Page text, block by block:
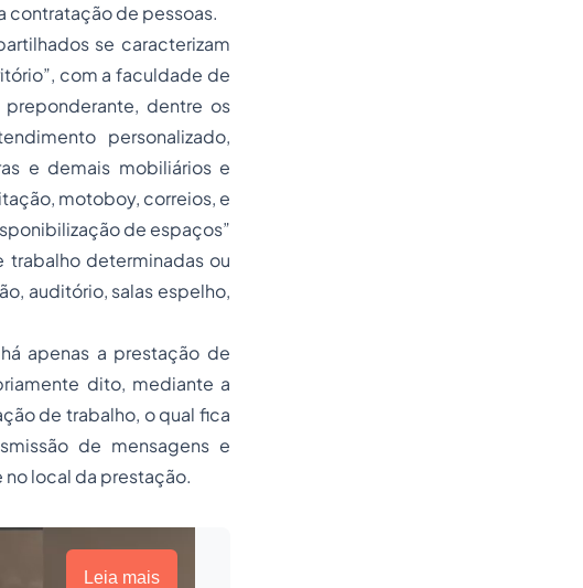
contratação de pessoas.
se caracterizam
com a faculdade de
dentre os
personalizado,
e demais mobiliários e
motoboy, correios, e
de espaços”
determinadas ou
auditório, salas espelho,
apenas a prestação de
dito, mediante a
de trabalho, o qual fica
de mensagens e
local da prestação.
Leia mais